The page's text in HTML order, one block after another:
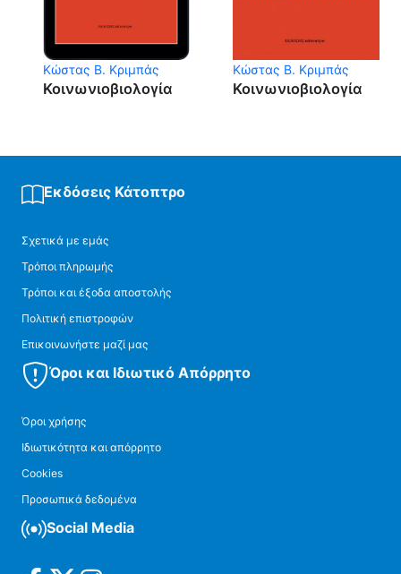
Κώστας Β. Κριμπάς
Κοινωνιοβιολογία
Κώστας Β. Κριμπάς
Κοινωνιοβιολογία
Εκδόσεις Κάτοπτρο
Σχετικά με εμάς
Τρόποι πληρωμής
Τρόποι και έξοδα αποστολής
Πολιτική επιστροφών
Επικοινωνήστε μαζί μας
Όροι και Ιδιωτικό Απόρρητο
Όροι χρήσης
Ιδιωτικότητα και απόρρητο
Cookies
Προσωπικά δεδομένα
Social Media